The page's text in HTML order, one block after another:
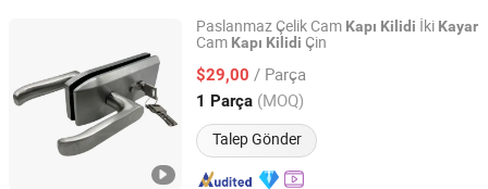
Paslanmaz Çelik Cam Kapı Kilidi İki Kayar
Cam Kapı Kilidi Çin
$29,00 / Parça
1 Parça (MOQ)
Talep Gönder
Zhaoqing Nuofeng Intelligent Technology Co., Ltd.
Guangdong, China Fiyat 2025